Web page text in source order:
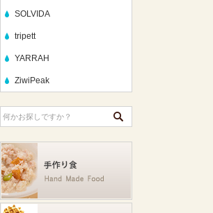
SOLVIDA
tripett
YARRAH
ZiwiPeak